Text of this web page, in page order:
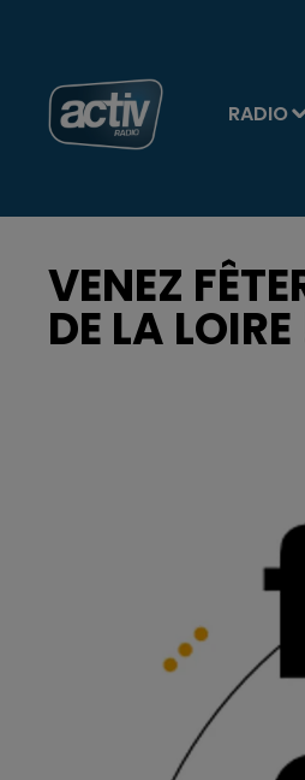
RADIO
VENEZ
DE LA LOIRE